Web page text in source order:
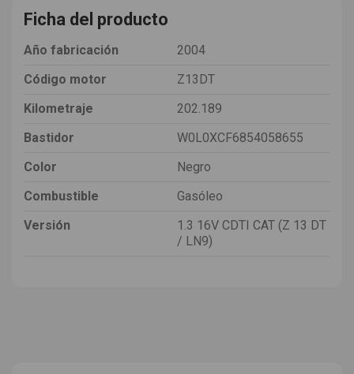
Ficha del producto
Año fabricación
2004
Código motor
Z13DT
Kilometraje
202.189
Bastidor
W0L0XCF6854058655
Color
Negro
Combustible
Gasóleo
Versión
1.3 16V CDTI CAT (Z 13 DT
/ LN9)